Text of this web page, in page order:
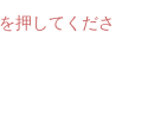
押してくださ